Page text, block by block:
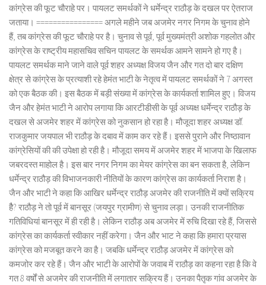
कांग्रेस की फूट चौराहे पर। पायलट समर्थकों ने धर्मेन्द्र राठौड़ के दखल पर ऐतराज
जताया। ================ अगले महीने जब अजमेर नगर निगम के चुनाव होने
हैं, तब कांग्रेस की फूट चौराहे पर है। चुनाव से पूर्व, पूर्व मुख्यमंत्री अशोक गहलोत और
कांग्रेस के राष्ट्रीय महासचिव सचिन पायलट के समर्थक आमने सामने हो गए है।
पायलट समर्थक माने जाने वाले पूर्व शहर अध्यक्ष विजय जैन और गत दो बार दक्षिण
क्षेत्र से कांग्रेस के प्रत्याशी रहे हेमंत भाटी के नेतृत्व में पायलट समर्थकों ने 7 अगस्त
को एक बैठक की। इस बैठक में बड़ी संख्या में कांग्रेस के कार्यकर्ता शामिल हुए। विजय
जैन और हेमंत भाटी ने आरोप लगाया कि आरटीडीसी के पूर्व अध्यक्ष धर्मेन्द्र राठौड़ के
दखल से अजमेर शहर में कांग्रेस को नुकसान हो रहा है। मौजूदा शहर अध्यक्ष डॉ.
राजकुमार जयपाल भी राठौड़ के दबाव में काम कर रहे हैं। इससे पुराने और निष्ठावान
कांग्रेसियों की की उपेक्षा हो रही है। मौजूदा समय में अजमेर शहर में भाजपा के खिलाफ
जबरदस्त माहोल है। इस बार नगर निगम का मेयर कांग्रेस का बन सकता है, लेकिन
धर्मेन्द्र राठौड़ की विभाजनकारी नीतियों के कारण कांग्रेस का कार्यकर्ता निराश है।
जैन और भाटी ने कहा कि आखिर धर्मेन्द्र राठौड़ अजमेर की राजनीति में क्यों सक्रिय
हैै? राठौड़ ने तो पूर्व में बानसूर (जयपुर ग्रामीण) से चुनाव लड़ा। उनकी राजनीतिक
गतिविधियां बानसूर में ही रही है। लेकिन राठौड़ अब अजमेर में रुचि दिखा रहे हैं, जिससे
कांग्रेस का कार्यकर्ता स्वीकार नहीं करेगा। जैन और भाट ने कहा कि हमारा प्रयास
कांग्रेस को मजबूत करने का है। जबकि धर्मेन्द्र राठौड़ अजमेर में कांग्रेस को
कमजोर कर रहे हैं। जैन और भाटी के आरोपों के जवाब में राठौड़ का कहना रहा है कि वे
गत 8 वर्षों से अजमेर की राजनीति में लगातार सक्रिय हैं। उनका पैतृक गांव अजमेर के